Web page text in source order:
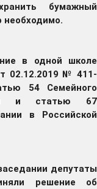
бумажный
необходимо.
в одной школе
02.12.2019 № 411-
54 Семейного
и статью 67
в Российской
депутаты
решение об